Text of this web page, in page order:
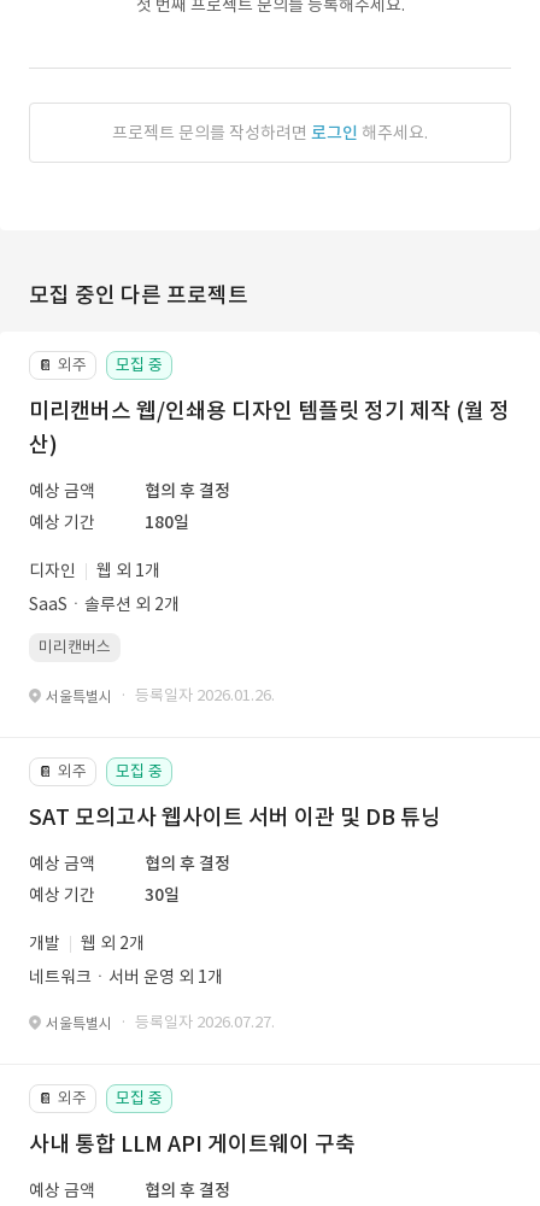
첫 번째 프로젝트 문의를 등록해주세요.
프로젝트 문의를 작성하려면 로그인 해주세요.
모집 중인 다른 프로젝트
📔 외주 모집 중
미리캔버스 웹/인쇄용 디자인 템플릿 정기 제작 (월 정
산)
예상 금액
협의 후 결정
예상 기간
180일
디자인
웹 외 1개
SaaSㆍ솔루션 외 2개
미리캔버스
서울특별시 · 등록일자 2026.01.26.
📔 외주 모집 중
SAT 모의고사 웹사이트 서버 이관 및 DB 튜닝
예상 금액
협의 후 결정
예상 기간
30일
개발
웹 외 2개
네트워크ㆍ서버 운영 외 1개
서울특별시 · 등록일자 2026.07.27.
📔 외주 모집 중
사내 통합 LLM API 게이트웨이 구축
예상 금액
협의 후 결정